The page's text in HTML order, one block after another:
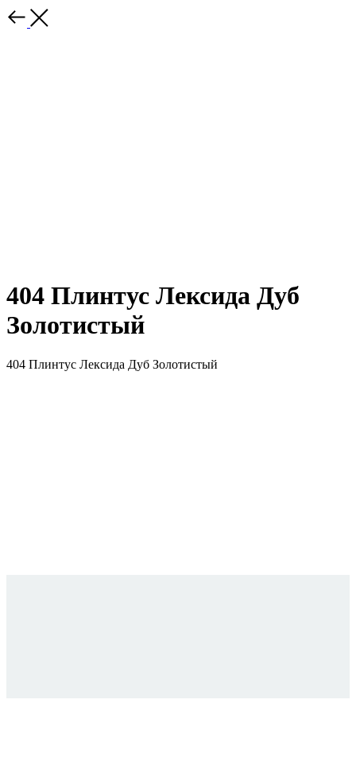
404 Плинтус Лексида Дуб
Золотистый
404 Плинтус Лексида Дуб Золотистый